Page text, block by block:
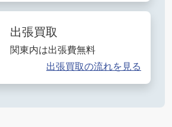
出張買取
関東内は出張費無料
出張買取の流れを見る